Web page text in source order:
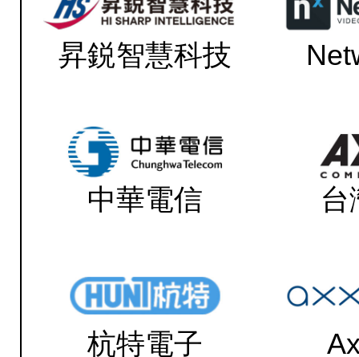
昇鋭智慧科技
中華電信 台
杭特電子